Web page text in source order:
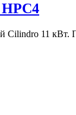
11 кВт.